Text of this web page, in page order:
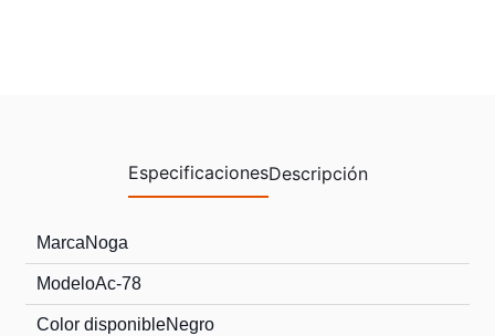
EspecificacionesDescripción
MarcaNoga
ModeloAc-78
Color disponibleNegro